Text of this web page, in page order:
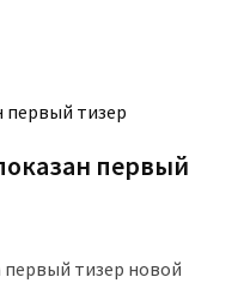
первый
тизер новой